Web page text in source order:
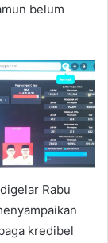
belum
Rabu
kredibel